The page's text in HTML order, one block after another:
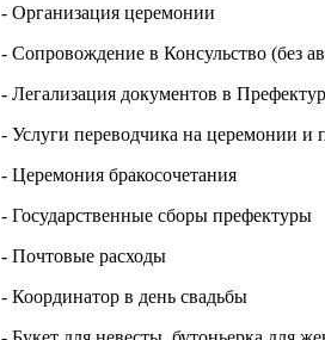
- Организация церемонии
- Сопровождение в Консульство (без
- Легализация документов в
- Услуги переводчика на церемонии и
- Церемония бракосочетания
- Государственные сборы префектуры
- Почтовые расходы
- Координатор в день свадьбы